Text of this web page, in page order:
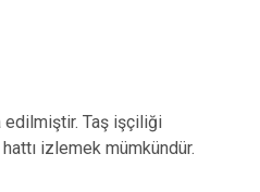
edilmiştir. Taş işçiliği
izlemek mümkündür.